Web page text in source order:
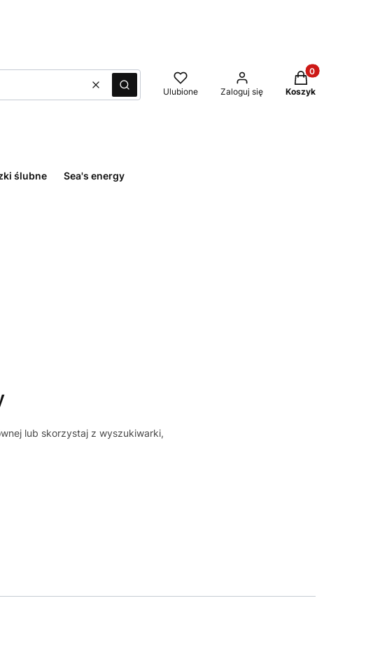
WyczyśćSzukaj Ulubione Zaloguj się
Produkty w
Koszyk
ślubne Sea's energy
lub skorzystaj z wyszukiwarki,